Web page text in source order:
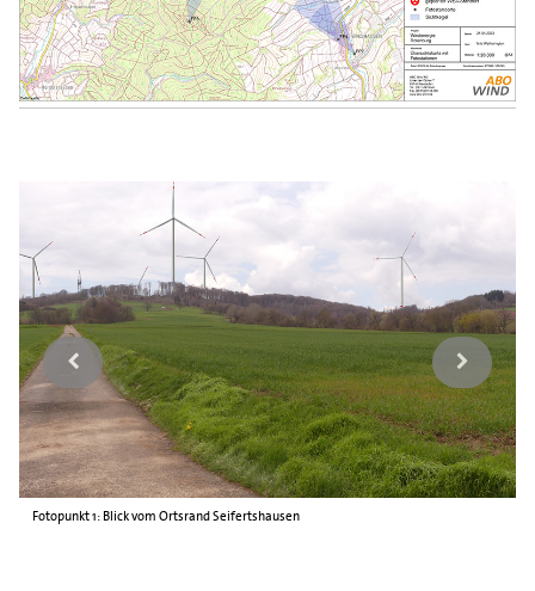
Fotopunkt 1: Blick vom Ortsrand Seifertshausen